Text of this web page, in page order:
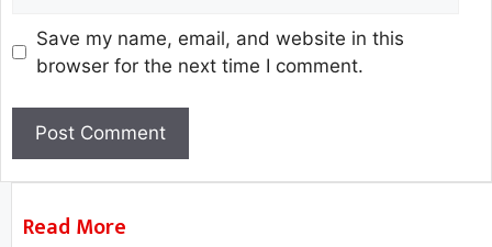
Save my name, email, and website in this
browser for the next time I comment.
Read More